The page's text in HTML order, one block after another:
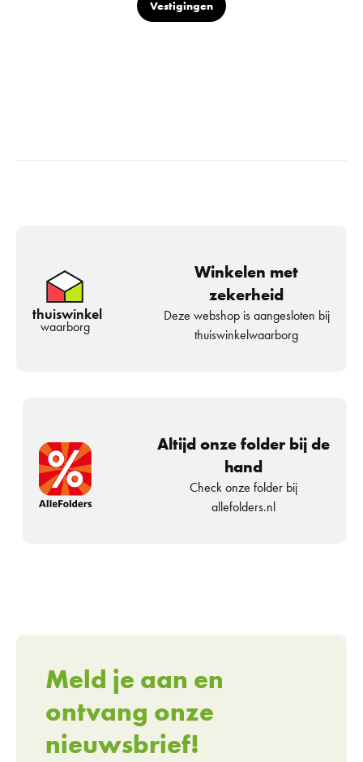
Vestigingen
thuiswinkel
waarborg
Winkelen met
zekerheid
Deze webshop is aangesloten bij
thuiswinkelwaarborg
Altijd onze folder bij de
hand
Check onze folder bij
allefolders.nl
Meld je aan en
ontvang onze
nieuwsbrief!